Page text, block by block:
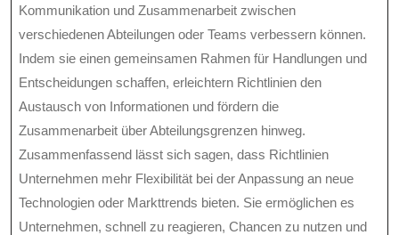
Kommunikation und Zusammenarbeit zwischen
verschiedenen Abteilungen oder Teams verbessern können.
Indem sie einen gemeinsamen Rahmen für Handlungen und
Entscheidungen schaffen, erleichtern Richtlinien den
Austausch von Informationen und fördern die
Zusammenarbeit über Abteilungsgrenzen hinweg.
Zusammenfassend lässt sich sagen, dass Richtlinien
Unternehmen mehr Flexibilität bei der Anpassung an neue
Technologien oder Markttrends bieten. Sie ermöglichen es
Unternehmen, schnell zu reagieren, Chancen zu nutzen und